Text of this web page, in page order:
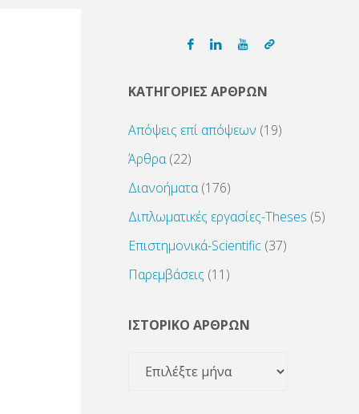
ΚΑΤΗΓΟΡΙΕΣ ΑΡΘΡΩΝ
Απόψεις επί απόψεων (19)
Άρθρα(22)
Διανοήματα(176)
Διπλωματικές εργασίες-Theses (5)
Επιστημονικά-Scientific (37)
Παρεμβάσεις (11)
ΙΣΤΟΡΙΚΟ ΑΡΘΡΩΝ
ΙΣΤΟΡΙΚΟ